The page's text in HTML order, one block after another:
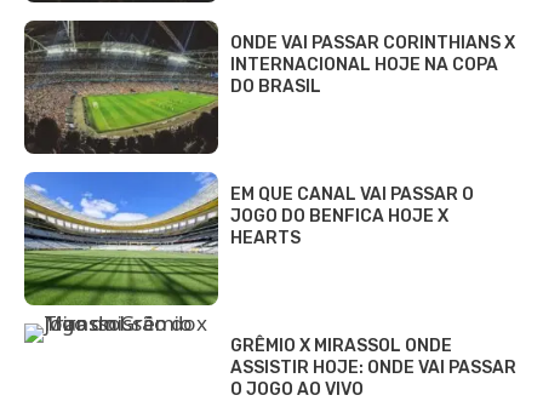
ONDE VAI PASSAR CORINTHIANS X
INTERNACIONAL HOJE NA COPA
DO BRASIL
EM QUE CANAL VAI PASSAR O
JOGO DO BENFICA HOJE X
HEARTS
GRÊMIO X MIRASSOL ONDE
ASSISTIR HOJE: ONDE VAI PASSAR
O JOGO AO VIVO